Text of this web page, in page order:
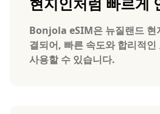
Bonjola eSIM은 뉴질랜드 현
결되어, 빠른 속도와 합리적
사용할 수 있습니다.